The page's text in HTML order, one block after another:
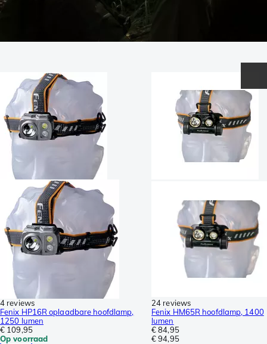
4 reviews
Fenix HP16R oplaadbare hoofdlamp,
1250 lumen
€ 109,95
Op voorraad
24 reviews
Fenix HM65R hoofdlamp, 1400
lumen
€ 84,95
€ 94,95